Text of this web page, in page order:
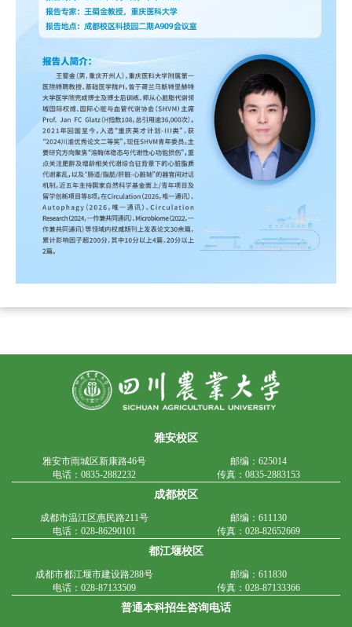
雅安校区
雅安市雨城区新康路46号
邮编：625014
电话：0835-2882232
传真：0835-2883153
成都校区
成都市温江区惠民路211号
邮编：611130
电话：028-86290101
传真：028-82652669
都江堰校区
成都市都江堰市建设路288号
邮编：611830
电话：028-87133509
传真：028-87133366
普通本科招生咨询电话